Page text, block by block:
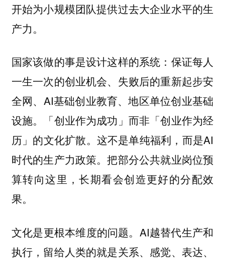
开始为小规模团队提供过去大企业水平的生
产力。
国家该做的事是设计这样的系统：保证每人
一生一次的创业机会、失败后的重新起步安
全网、AI基础创业教育、地区单位创业基础
设施。「创业作为成功」而非「创业作为经
历」的文化扩散。这不是单纯福利，而是AI
时代的生产力政策。把部分公共就业岗位预
算转向这里，长期看会创造更好的分配效
果。
文化是更根本维度的问题。AI越替代生产和
执行，留给人类的就是关系、感觉、表达、